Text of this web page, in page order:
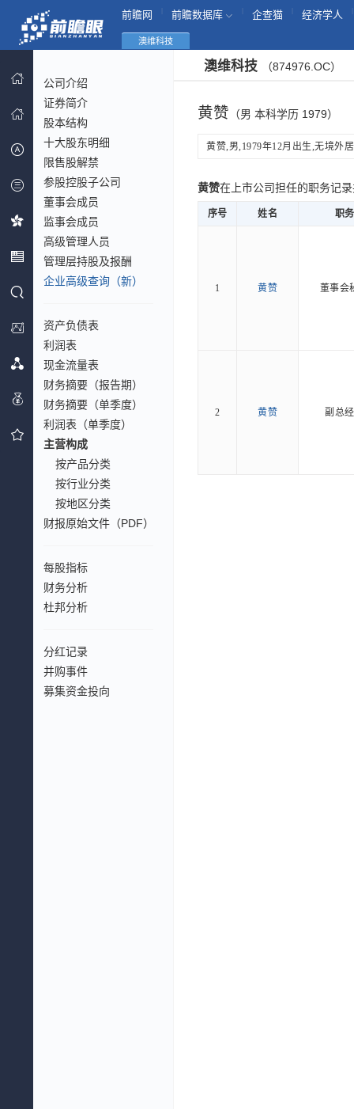
前瞻网 前瞻数据库 企查猫 经济学人
澳维科技
公司介绍
证券简介
股本结构
十大股东明细
限售股解禁
参股控股子公司
董事会成员
监事会成员
高级管理人员
管理层持股及报酬
企业高级查询（新）
资产负债表
利润表
现金流量表
财务摘要（报告期）
财务摘要（单季度）
利润表（单季度）
主营构成
按产品分类
按行业分类
按地区分类
财报原始文件（PDF）
每股指标
财务分析
杜邦分析
分红记录
并购事件
募集资金投向
澳维科技 （874976.OC）
黄赞 （男 本科学历 1979）
黄赞,男,1979年12月出生,无境外
黄赞在上市公司担任的职务记
序号 姓名 职务
1 黄赞 董事会
2 黄赞 副总